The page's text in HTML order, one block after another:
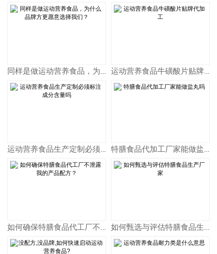
同样是做运动营养食品，为什么品牌方更愿意选择我们？ 运动营养食品牛磺酸片贴牌代加工
运动营养食品生产定制必须标注成分含量吗 特膳食品代加工厂家能做盐丸吗
如何确保特膳食品代工厂不泄露我的产品配方？ 如何甄选与评估特膳食品生产厂家